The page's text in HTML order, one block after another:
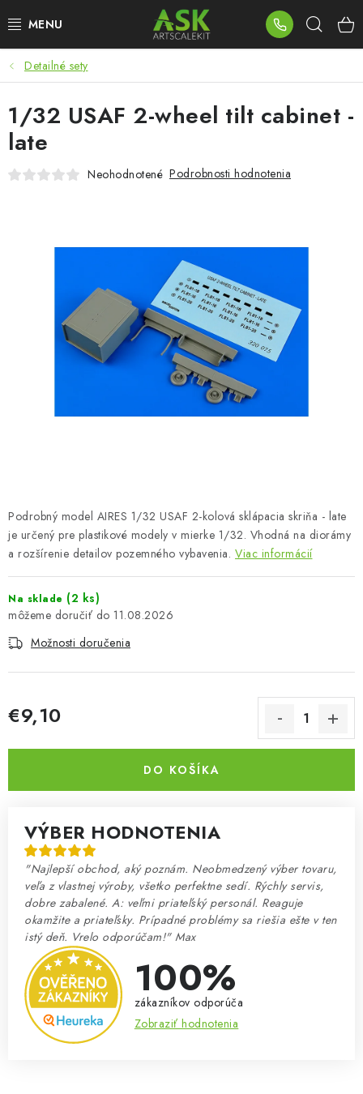
na
BLOG
SUMMER DAYS
WARHAMMER
PRÍSLUŠENSTVO
FARBY & POMÔCKY
PREDÁVANÉ ZNAČKY
O Nás Moja objednávka Kontakty
Preprava a platba
Podmienky a pravidlá
Prevodník modelárskych farieb
Detailné sety
Podrobný model AIRES 1/32 USAF 2-kolová sklápacia skriňa - late
je určený pre plastikové modely v mierke 1/32. Vhodná na diorámy
a rozšírenie detailov pozemného vybavenia. Viac informácií
Na sklade (2 ks)
11.08.2026
Možnosti doručenia
€9,10
DO KOŠÍKA
VÝBER HODNOTENIA
"Najlepší obchod, aký poznám. Neobmedzený výber tovaru,
veľa z vlastnej výroby, všetko perfektne sedí. Rýchly servis,
dobre zabalené. A: veľmi priateľský personál. Reaguje
okamžite a priateľsky. Prípadné problémy sa riešia ešte v ten
istý deň. Vrelo odporúčam!" Max
100%
zákazníkov odporúča
Zobraziť hodnotenia
1/32 USAF 2-wheel tilt cabinet -
late
Neohodnotené Podrobnosti hodnotenia